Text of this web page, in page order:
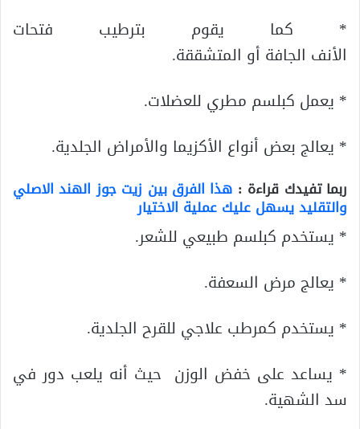
* كما يقوم بترطيب فتحات
الأنف الجافة أو المتشققة.
* يعمل كبلسم مطري للعضلات.
* يعالج بعض أنواع الأكزيما والأمراض الجلدية.
ربما تفيدك قراءة : هذا الفرق بين زيت جوز الهند الاصلي
والتقليد يسهل عليك عملية الاختيار
* يستخدم كبلسم طبيعي للشعر.
* يعالج مرض السعفة.
* يستخدم كمرطب علاجي للقرح الجلدية.
* يساعد على خفض الوزن حيث أنه يلعب دور في
سد الشهية.